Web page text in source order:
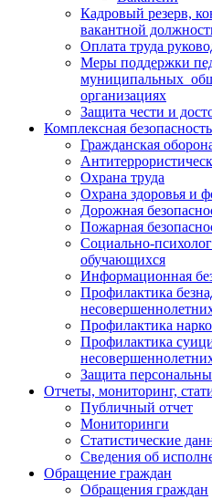
Кадровый резерв,
вакантной
Оплата труда
Меры поддержки
муниципальных
организациях
Защита чести и
Комплексная безопасность
Гражданская
Охрана труда
Охрана здоровья и
Дорожная
Пожарная
Социально-
обучающихся
Информационная
Профилактика
Профилактика
Профилактика
Защита
Отчеты, мониторинг,
Публичный отчет
Мониторинги
Статистические
Сведения об
Обращение граждан
Обращения граждан